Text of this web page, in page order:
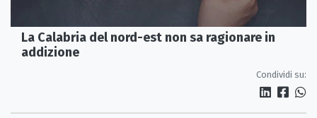
La Calabria del nord-est non sa ragionare in
addizione
Condividi su: